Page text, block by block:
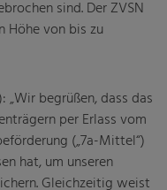
sind. Der ZVSN
Höhe von bis zu
begrüßen, dass das
per Erlass vom
(„7a-Mittel“)
hat, um unseren
Gleichzeitig weist